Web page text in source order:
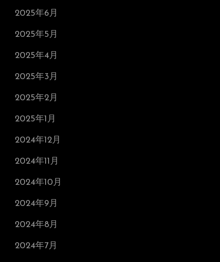
2025年6月
2025年5月
2025年4月
2025年3月
2025年2月
2025年1月
2024年12月
2024年11月
2024年10月
2024年9月
2024年8月
2024年7月